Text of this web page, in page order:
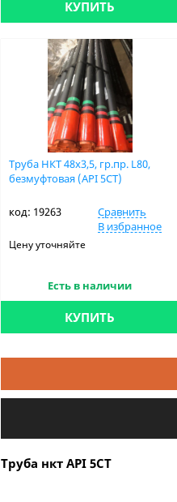
КУПИТЬ
Труба НКТ 48х3,5, гр.пр. L80,
безмуфтовая (API 5CT)
код: 19263
Сравнить
В избранное
Цену уточняйте
Есть в наличии
КУПИТЬ
Труба нкт API 5CT